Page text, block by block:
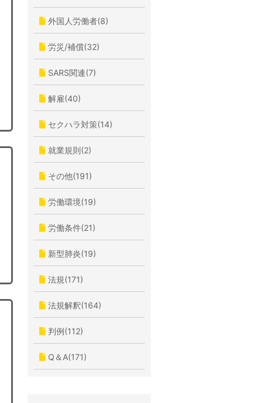
外国人労働者(8)
労災/補償(32)
SARS関連(7)
解雇(40)
セクハラ対策(14)
就業規則(2)
その他(191)
労働環境(19)
労働条件(21)
新型肺炎(19)
法規(171)
法規解釈(164)
判例(112)
Q＆A(171)